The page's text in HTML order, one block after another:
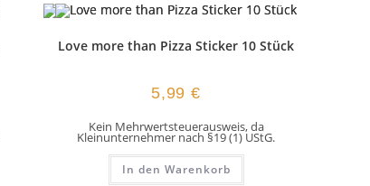
Love more than Pizza Sticker 10 Stück
5,99€
Kein Mehrwertsteuerausweis, da
Kleinunternehmer nach §19 (1) UStG.
In den Warenkorb